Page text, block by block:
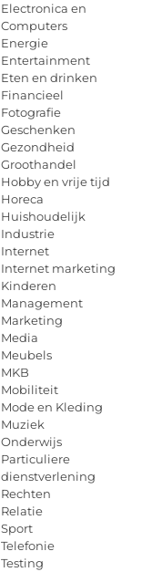
Electronica en
Computers
Energie
Entertainment
Eten en drinken
Financieel
Fotografie
Geschenken
Gezondheid
Groothandel
Hobby en vrije tijd
Horeca
Huishoudelijk
Industrie
Internet
Internet marketing
Kinderen
Management
Marketing
Media
Meubels
MKB
Mobiliteit
Mode en Kleding
Muziek
Onderwijs
Particuliere
dienstverlening
Rechten
Relatie
Sport
Telefonie
Testing